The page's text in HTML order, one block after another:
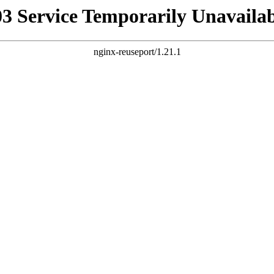
Service Temporarily
nginx-reuseport/1.21.1